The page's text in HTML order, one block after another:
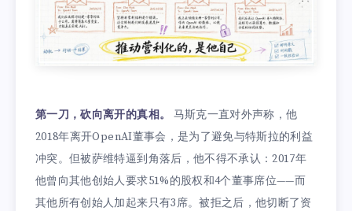
第一刀，砍向离开的真相。
马斯克一直对外声称，他
2018年离开OpenAI董事会，是为了避免与特斯拉的利益
冲突。但被萨维特逼到角落后，他不得不承认：2017年
他曾向其他创始人要求51%的股权和4个董事席位——而
其他所有创始人加起来只有3席。被拒之后，他切断了资